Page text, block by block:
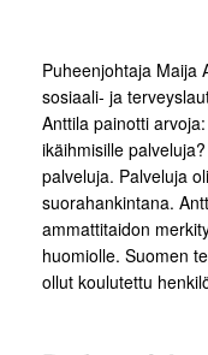
Puheenjohtaja Maija
sosiaali- ja
Anttila painotti
ikäihmisille
palveluja. Palveluja
suorahankintana.
ammattitaidon
huomiolle. Suomen
ollut koulutettu